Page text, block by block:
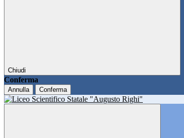
Chiudi
Conferma
Annulla Conferma